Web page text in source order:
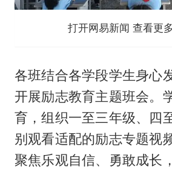
打开网易新闻 查看更
各班结合各学段学生身心
开展励志教育主题班会。
育，组织一至三年级、四
别观看适配的励志专题视
聚焦乐观自信、勇敢成长